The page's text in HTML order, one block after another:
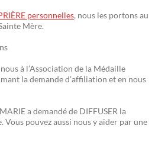
personnelles, nous les portons au
Mère.
à l’Association de la Médaille
la demande d’affiliation et en nous
a demandé de DIFFUSER la
Vous pouvez aussi nous y aider par une